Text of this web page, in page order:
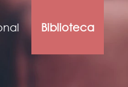
Biblioteca